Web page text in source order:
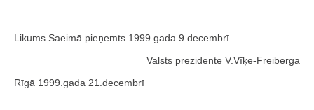
Likums Saeimā pieņemts 1999.gada 9.decembrī.
Valsts prezidente V.Vīķe-Freiberga
Rīgā 1999.gada 21.decembrī